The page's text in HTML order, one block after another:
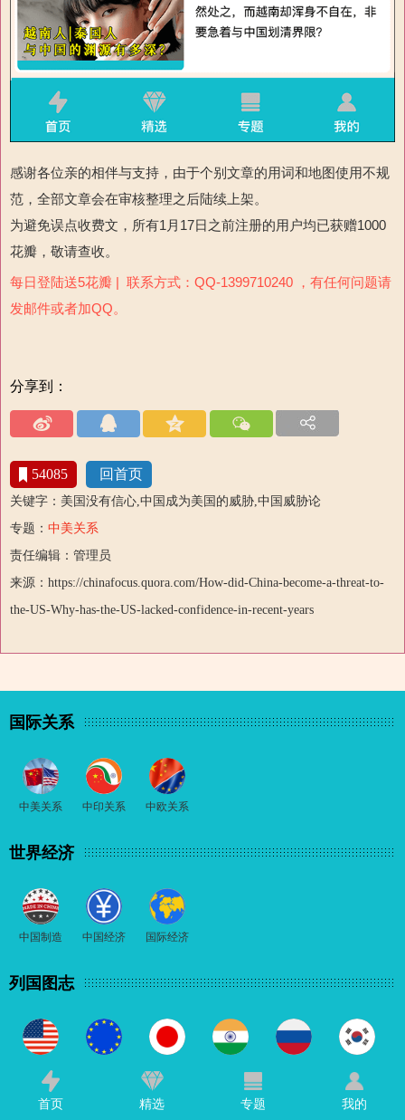
感谢各位亲的相伴与支持，由于个别文章的用词和地图使用不规
范，全部文章会在审核整理之后陆续上架。
为避免误点收费文，所有1月17日之前注册的用户均已获赠1000
花瓣，敬请查收。
每日登陆送5花瓣 | 联系方式：QQ-1399710240 ，有任何问题请
发邮件或者加QQ。
分享到：
54085 回首页
关键字：美国没有信心,中国成为美国的威胁,中国威胁论
专题： 中美关系
责任编辑：管理员
来源：https://chinafocus.quora.com/How-did-China-become-a-threat-to-
the-US-Why-has-the-US-lacked-confidence-in-recent-years
国际关系
中美关系 中印关系 中欧关系
世界经济
中国制造 中国经济 国际经济
列国图志
首页 精选 专题 我的